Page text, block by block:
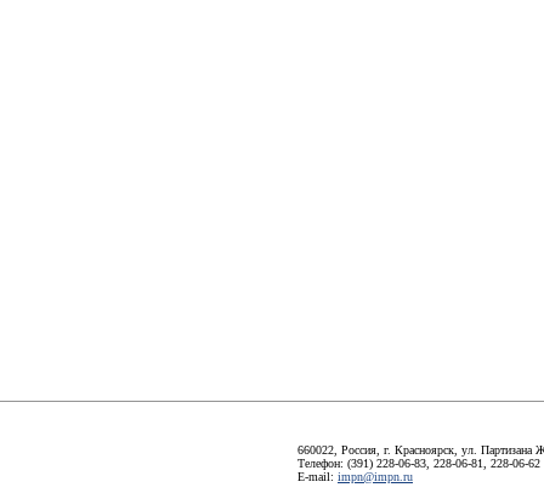
660022, Россия, г. Красноярск, ул. Партизана
Телефон: (391) 228-06-83, 228-06-81, 228-06-62
E-mail: impn@impn.ru